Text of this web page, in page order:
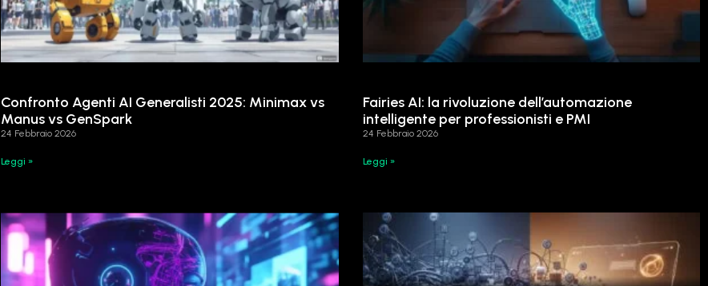
Confronto Agenti AI Generalisti 2025: Minimax vs
Manus vs GenSpark
24 Febbraio 2026
Leggi »
Fairies AI: la rivoluzione dell’automazione
intelligente per professionisti e PMI
24 Febbraio 2026
Leggi »